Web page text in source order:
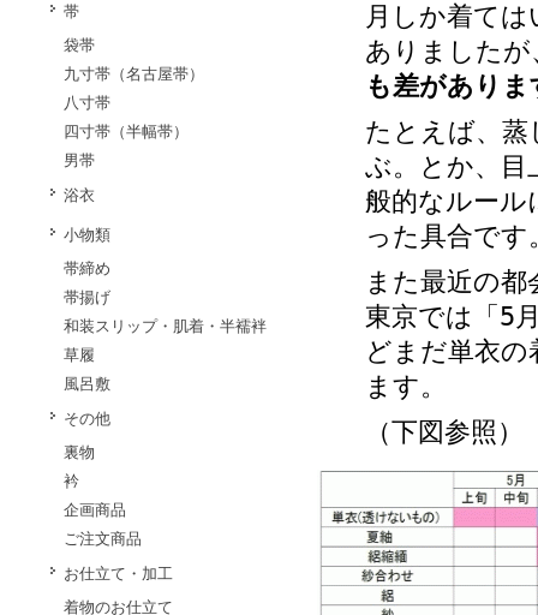
帯
袋帯
九寸帯（名古屋帯）
八寸帯
四寸帯（半幅帯）
男帯
浴衣
小物類
帯締め
帯揚げ
和装スリップ・肌着・半襦袢
草履
風呂敷
その他
裏物
衿
企画商品
ご注文商品
お仕立て・加工
着物のお仕立て
月しか着て
ありましたが
も差がありま
たとえば、蒸
ぶ。とか、目
般的なルール
った具合です
また最近の
東京では「5
どまだ単衣
ます。
（下図参照）